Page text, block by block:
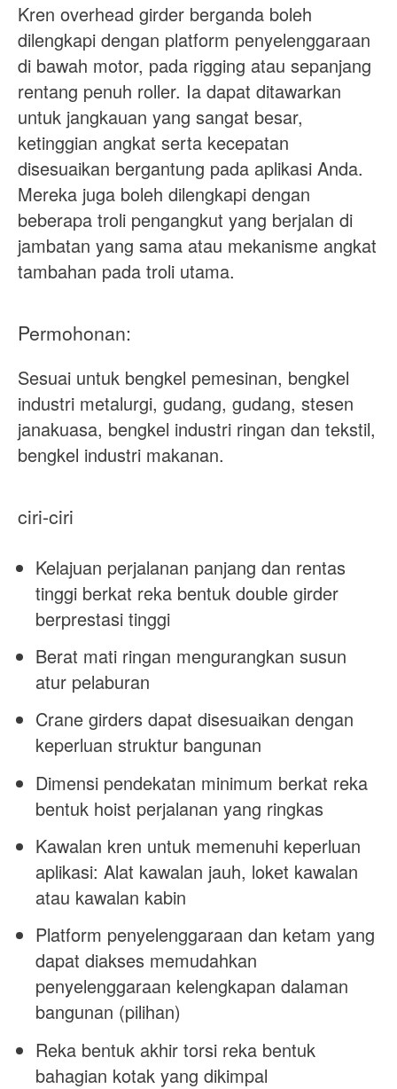
Kren overhead girder berganda boleh
dilengkapi dengan platform penyelenggaraan
di bawah motor, pada rigging atau sepanjang
rentang penuh roller. Ia dapat ditawarkan
untuk jangkauan yang sangat besar,
ketinggian angkat serta kecepatan
disesuaikan bergantung pada aplikasi Anda.
Mereka juga boleh dilengkapi dengan
beberapa troli pengangkut yang berjalan di
jambatan yang sama atau mekanisme angkat
tambahan pada troli utama.
Permohonan:
Sesuai untuk bengkel pemesinan, bengkel
industri metalurgi, gudang, gudang, stesen
janakuasa, bengkel industri ringan dan tekstil,
bengkel industri makanan.
ciri-ciri
Kelajuan perjalanan panjang dan rentas
tinggi berkat reka bentuk double girder
berprestasi tinggi
Berat mati ringan mengurangkan susun
atur pelaburan
Crane girders dapat disesuaikan dengan
keperluan struktur bangunan
Dimensi pendekatan minimum berkat reka
bentuk hoist perjalanan yang ringkas
Kawalan kren untuk memenuhi keperluan
aplikasi: Alat kawalan jauh, loket kawalan
atau kawalan kabin
Platform penyelenggaraan dan ketam yang
dapat diakses memudahkan
penyelenggaraan kelengkapan dalaman
bangunan (pilihan)
Reka bentuk akhir torsi reka bentuk
bahagian kotak yang dikimpal